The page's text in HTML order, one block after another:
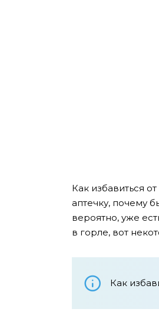
Как избавиться
аптечку, почему
вероятно, уже
в горле, вот
Как